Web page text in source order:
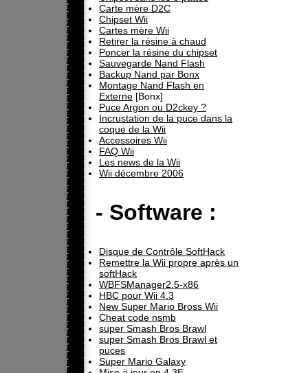
Carte mère D2C
Chipset Wii
Cartes mère Wii
Retirer la résine à chaud
Poncer la résine du chipset
Sauvegarde Nand Flash
Backup Nand par Bonx
Montage Nand Flash en
Externe [Bonx]
Puce Argon ou D2ckey ?
Incrustation de la puce dans la
coque de la Wii
Accessoires Wii
FAQ Wii
Les news de la Wii
Wii décembre 2006
- Software :
Disque de Contrôle SoftHack
Remettre la Wii propre après un
softHack
WBFSManager2.5-x86
HBC pour Wii 4.3
New Super Mario Bross Wii
Cheat code nsmb
super Smash Bros Brawl
super Smash Bros Brawl et
puces
Super Mario Galaxy